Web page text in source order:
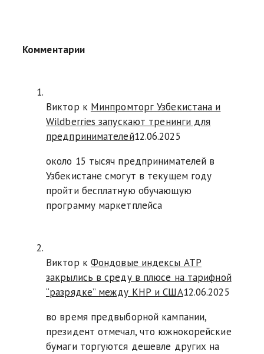
Комментарии
Виктор к Минпромторг Узбекистана и
Wildberries запускают тренинги для
предпринимателей12.06.2025
около 15 тысяч предпринимателей в
Узбекистане смогут в текущем году
пройти бесплатную обучающую
программу маркетплейса
Виктор к Фондовые индексы АТР
закрылись в среду в плюсе на тарифной
“разрядке” между КНР и США12.06.2025
во время предвыборной кампании,
президент отмечал, что южнокорейские
бумаги торгуются дешевле других на